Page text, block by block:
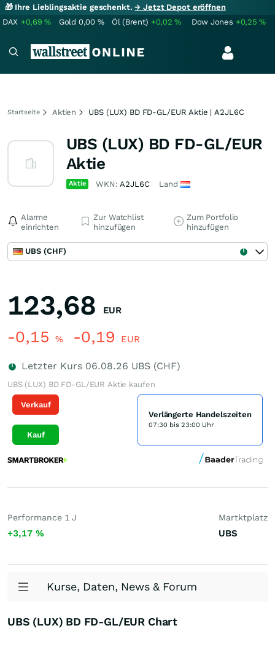
🎁 Ihre Lieblingsaktie geschenkt.→ Jetzt Depot eröffnen
DAX +0,69% Gold 0,00 % Öl (Brent) +0,02% Dow Jones +0,25%
Startseite Aktien UBS (LUX) BD FD-GL/EUR Aktie | A2JL6C
UBS (LUX) BD FD-GL/EUR
Aktie
Aktie WKN:A2JL6C Land
Alarme
einrichten
Zur Watchlist
hinzufügen
Zum Portfolio
hinzufügen
UBS (CHF)
123,68 EUR
-0,15 % -0,19 EUR
Letzter Kurs 06.08.26 UBS (CHF)
UBS (LUX) BD FD-GL/EUR Aktie kaufen
Verkauf
Kauf
Verlängerte Handelszeiten
07:30 bis 23:00 Uhr
Performance 1 J
+3,17 %
Martktplatz
UBS
Kurse, Daten, News & Forum
UBS (LUX) BD FD-GL/EUR Chart